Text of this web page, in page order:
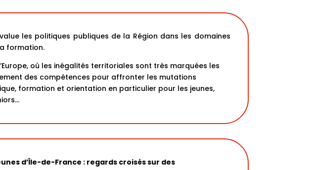
les politiques publiques de la Région dans les domaines
formation.
où les inégalités territoriales sont très marquées les
des compétences pour affronter les mutations
formation et orientation en particulier pour les jeunes,
d’Île-de-France : regards croisés sur des